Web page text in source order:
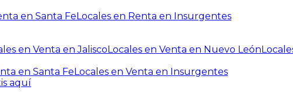
en Santa FeLocales en Renta en Insurgentes
en Venta en JaliscoLocales en Venta en Nuevo León
en Santa FeLocales en Venta en Insurgentes
aquí